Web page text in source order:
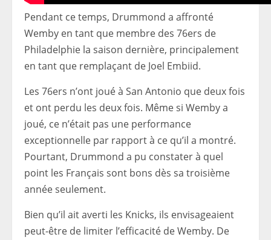
Pendant ce temps, Drummond a affronté
Wemby en tant que membre des 76ers de
Philadelphie la saison dernière, principalement
en tant que remplaçant de Joel Embiid.
Les 76ers n’ont joué à San Antonio que deux fois
et ont perdu les deux fois. Même si Wemby a
joué, ce n’était pas une performance
exceptionnelle par rapport à ce qu’il a montré.
Pourtant, Drummond a pu constater à quel
point les Français sont bons dès sa troisième
année seulement.
Bien qu’il ait averti les Knicks, ils envisageaient
peut-être de limiter l’efficacité de Wemby. De